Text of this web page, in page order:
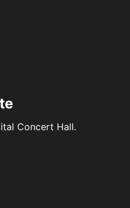
Concert Hall.